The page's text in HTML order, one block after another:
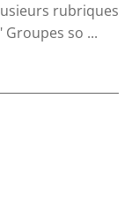
rubriques
Groupes so ...